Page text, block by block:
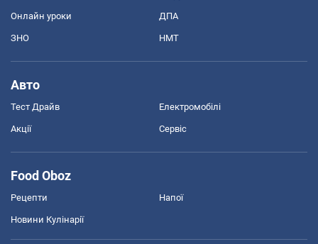
Онлайн уроки ДПА
ЗНО НМТ
Авто
Тест Драйв Електромобілі
Акції Сервіс
Food Oboz
Рецепти Напої
Новини Кулінарії